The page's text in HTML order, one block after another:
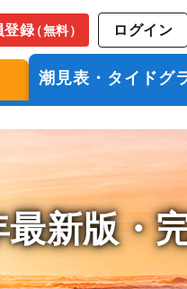
登録（無料） ログイン
潮見表・タイドグ
新版・